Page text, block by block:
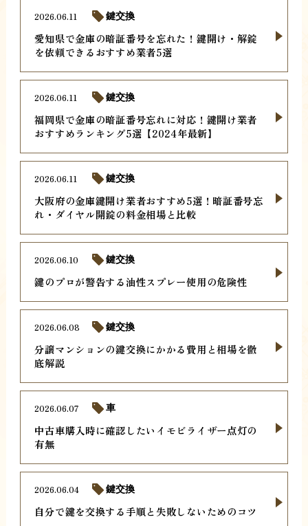
愛知県で金庫の暗証番号を忘れた！鍵開け・解錠
を依頼できるおすすめ業者5選
2026.06.11 鍵交換
福岡県で金庫の暗証番号忘れに対応！鍵開け業者
おすすめランキング5選【2024年最新】
2026.06.11 鍵交換
大阪府の金庫鍵開け業者おすすめ5選！暗証番号忘
れ・ダイヤル開錠の料金相場と比較
2026.06.11 鍵交換
鍵のプロが警告する油性スプレー使用の危険性
2026.06.10 鍵交換
分譲マンションの鍵交換にかかる費用と相場を徹
底解説
2026.06.08 鍵交換
中古車購入時に確認したいイモビライザー点灯の
有無
2026.06.07 車
自分で鍵を交換する手順と失敗しないためのコツ
2026.06.04 鍵交換